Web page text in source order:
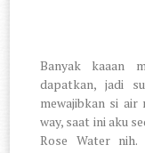
Banyak kaaan
dapatkan, jadi
mewajibkan si air
way, saat ini aku
Rose Water